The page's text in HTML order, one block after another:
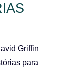
Griffin
para